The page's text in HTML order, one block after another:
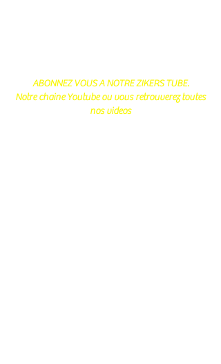
ABONNEZ VOUS A NOTRE ZIKERS TUBE.
Notre chaine Youtube ou vous retrouverez toutes
nos videos